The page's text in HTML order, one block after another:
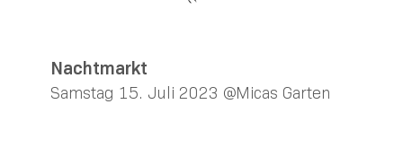
Nachtmarkt
Samstag 15. Juli 2023 @Micas Garten